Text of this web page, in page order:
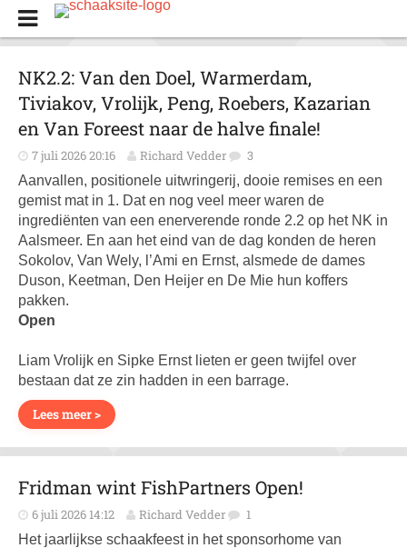
NK2.2: Van den Doel, Warmerdam,
Tiviakov, Vrolijk, Peng, Roebers, Kazarian
en Van Foreest naar de halve finale!
7 juli 2026 20:16 Richard Vedder 3
Aanvallen, positionele uitwringerij, dooie remises en een
gemist mat in 1. Dat en nog veel meer waren de
ingrediënten van een enerverende ronde 2.2 op het NK in
Aalsmeer. En aan het eind van de dag konden de heren
Sokolov, Van Wely, l’Ami en Ernst, alsmede de dames
Duson, Keetman, Den Heijer en De Mie hun koffers
pakken.
Open
Liam Vrolijk en Sipke Ernst lieten er geen twijfel over
bestaan dat ze zin hadden in een barrage.
Lees meer >
Fridman wint FishPartners Open!
6 juli 2026 14:12 Richard Vedder 1
Het jaarlijkse schaakfeest in het sponsorhome van